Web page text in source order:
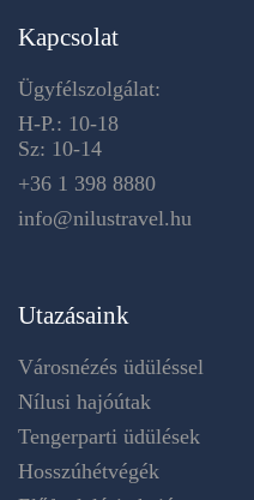
Kapcsolat
Ügyfélszolgálat:
H-P.: 10-18
Sz: 10-14
+36 1 398 8880
info@nilustravel.hu
Utazásaink
Városnézés üdüléssel
Nílusi hajóútak
Tengerparti üdülések
Hosszúhétvégék